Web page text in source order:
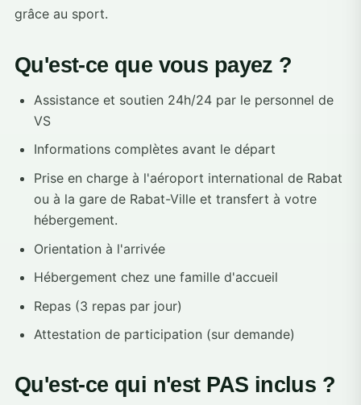
grâce au sport.
Qu'est-ce que vous payez ?
Assistance et soutien 24h/24 par le personnel de
VS
Informations complètes avant le départ
Prise en charge à l'aéroport international de Rabat
ou à la gare de Rabat-Ville et transfert à votre
hébergement.
Orientation à l'arrivée
Hébergement chez une famille d'accueil
Repas (3 repas par jour)
Attestation de participation (sur demande)
Qu'est-ce qui n'est PAS inclus ?